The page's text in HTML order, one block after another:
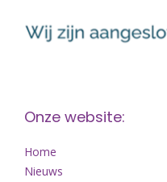
Onze website:
Home
Nieuws